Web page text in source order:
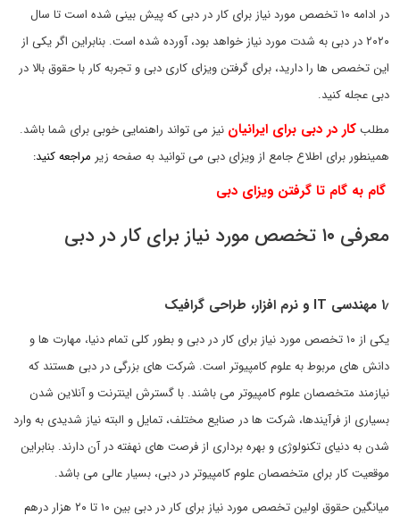
در ادامه ۱۰ تخصص مورد نیاز برای کار در دبی که پیش بینی شده است تا سال
۲۰۲۰ در دبی به شدت مورد نیاز خواهد بود، آورده شده است. بنابراین اگر یکی از
این تخصص ها را دارید، برای گرفتن ویزای کاری دبی و تجربه کار با حقوق بالا در
دبی عجله کنید.
مطلبکار در دبی برای ایرانیان نیز می تواند راهنمایی خوبی برای شما باشد.
همینطور برای اطلاع جامع از ویزای دبی می توانید به صفحه زیر مراجعه کنید:
گام به گام تا گرفتن ویزای دبی
معرفی ۱۰ تخصص مورد نیاز برای کار در دبی
۱٫ مهندسی IT و نرم افزار، طراحی گرافیک
یکی از ۱۰ تخصص مورد نیاز برای کار در دبی و بطور کلی تمام دنیا، مهارت ها و
دانش های مربوط به علوم کامپیوتر است. شرکت های بزرگی در دبی هستند که
نیازمند متخصصان علوم کامپیوتر می باشند. با گسترش اینترنت و آنلاین شدن
بسیاری از فرآیندها، شرکت ها در صنایع مختلف، تمایل و البته نیاز شدیدی به وارد
شدن به دنیای تکنولوژی و بهره برداری از فرصت های نهفته در آن دارند. بنابراین
موقعیت کار برای متخصصان علوم کامپیوتر در دبی، بسیار عالی می باشد.
میانگین حقوق اولین تخصص مورد نیاز برای کار در دبی بین ۱۰ تا ۲۰ هزار درهم